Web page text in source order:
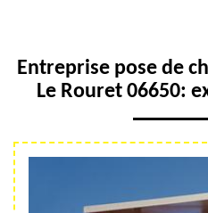
Entreprise pose de
Le Rouret 06650: